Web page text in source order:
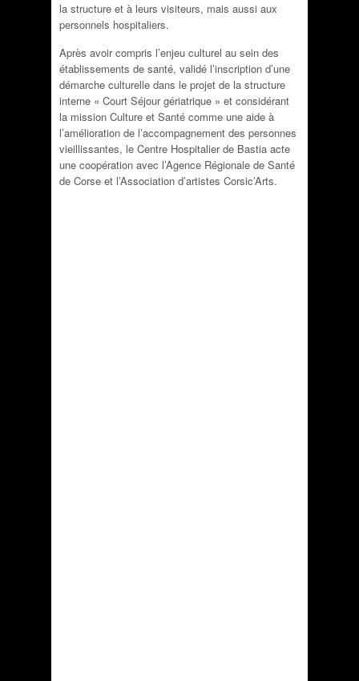
la structure et à leurs visiteurs, mais aussi aux
personnels hospitaliers.
Après avoir compris l’enjeu culturel au sein des
établissements de santé, validé l’inscription d’une
démarche culturelle dans le projet de la structure
interne « Court Séjour gériatrique » et considérant
la mission Culture et Santé comme une aide à
l’amélioration de l’accompagnement des personnes
vieillissantes, le Centre Hospitalier de Bastia acte
une coopération avec l’Agence Régionale de Santé
de Corse et l’Association d’artistes Corsic’Arts.